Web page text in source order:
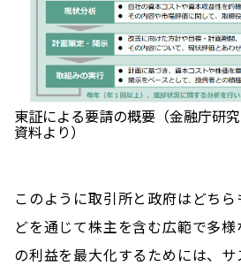
東証による要請の概要（金融庁研
資料より）
このように取引所と政府はどち
どを通じて株主を含む広範で多
の利益を最大化するためには、